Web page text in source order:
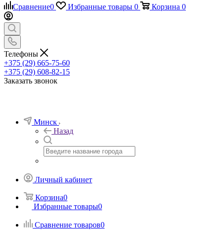
Сравнение0 Избранные товары 0 Корзина 0
Телефоны
+375 (29) 665-75-60
+375 (29) 608-82-15
Заказать звонок
Минск
Назад
Личный кабинет
Корзина0
Избранные товары0
Сравнение товаров0